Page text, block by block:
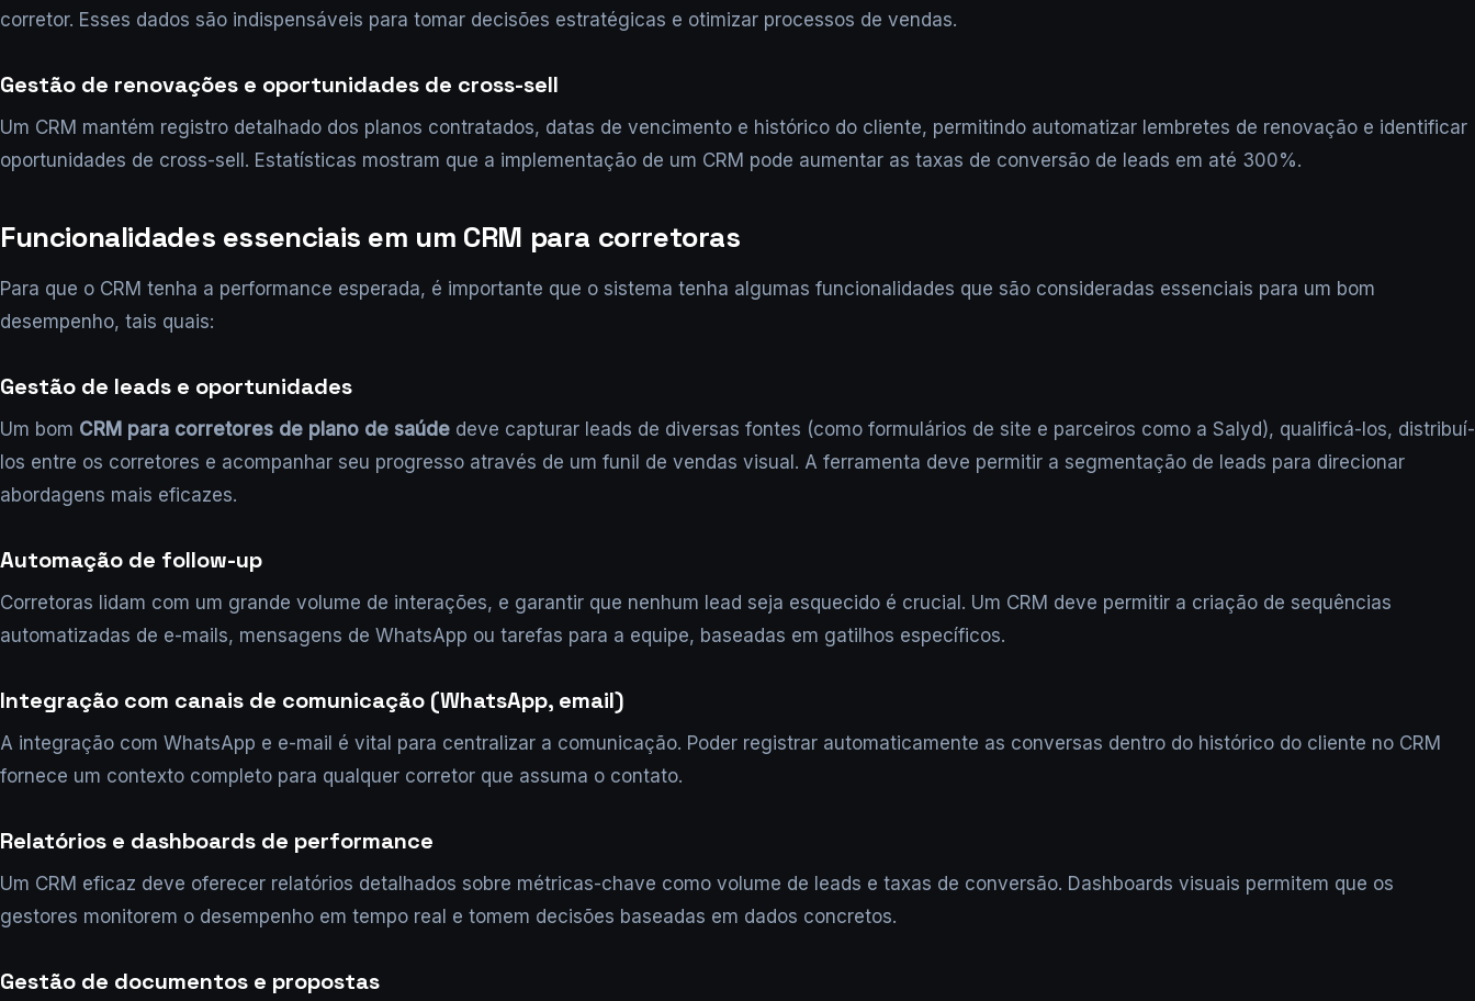
corretor. Esses dados são indispensáveis para tomar decisões estratégicas e otimizar processos de vendas.
Gestão de renovações e oportunidades de cross-sell
Um CRM mantém registro detalhado dos planos contratados, datas de vencimento e histórico do cliente, permitindo automatizar lembretes de renovação e identificar
oportunidades de cross-sell. Estatísticas mostram que a implementação de um CRM pode aumentar as taxas de conversão de leads em até 300%.
Funcionalidades essenciais em um CRM para corretoras
Para que o CRM tenha a performance esperada, é importante que o sistema tenha algumas funcionalidades que são consideradas essenciais para um bom
desempenho, tais quais:
Gestão de leads e oportunidades
Um bom CRM para corretores de plano de saúde deve capturar leads de diversas fontes (como formulários de site e parceiros como a Salyd), qualificá-los, distribuí-
los entre os corretores e acompanhar seu progresso através de um funil de vendas visual. A ferramenta deve permitir a segmentação de leads para direcionar
abordagens mais eficazes.
Automação de follow-up
Corretoras lidam com um grande volume de interações, e garantir que nenhum lead seja esquecido é crucial. Um CRM deve permitir a criação de sequências
automatizadas de e-mails, mensagens de WhatsApp ou tarefas para a equipe, baseadas em gatilhos específicos.
Integração com canais de comunicação (WhatsApp, email)
A integração com WhatsApp e e-mail é vital para centralizar a comunicação. Poder registrar automaticamente as conversas dentro do histórico do cliente no CRM
fornece um contexto completo para qualquer corretor que assuma o contato.
Relatórios e dashboards de performance
Um CRM eficaz deve oferecer relatórios detalhados sobre métricas-chave como volume de leads e taxas de conversão. Dashboards visuais permitem que os
gestores monitorem o desempenho em tempo real e tomem decisões baseadas em dados concretos.
Gestão de documentos e propostas